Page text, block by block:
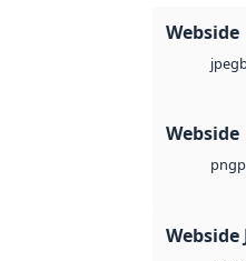
Webside
jpeg
Webside
png
Webside